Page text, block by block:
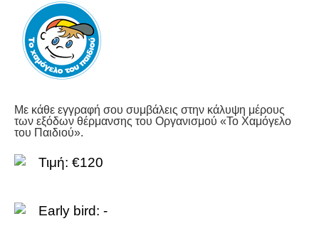
Με κάθε εγγραφή σου συμβάλεις στην κάλυψη μέρους
των εξόδων θέρμανσης του Οργανισμού «Το Χαμόγελο
του Παιδιού».
Τιμή: €120
Early bird: -